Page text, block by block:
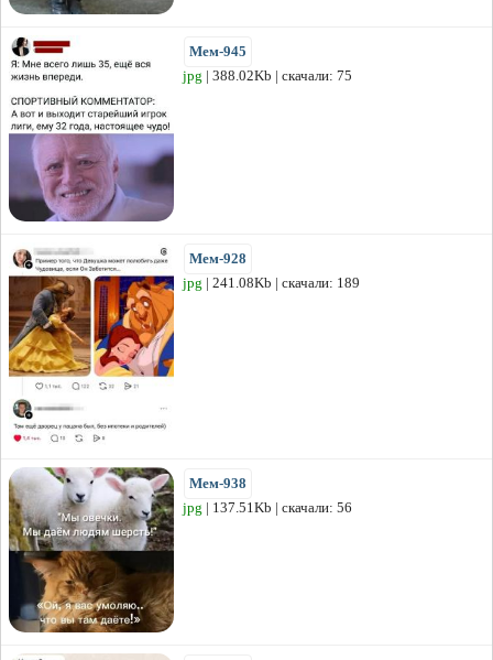
Мем-945
jpg | 388.02Kb | скачали: 75
Мем-928
jpg | 241.08Kb | скачали: 189
Мем-938
jpg | 137.51Kb | скачали: 56